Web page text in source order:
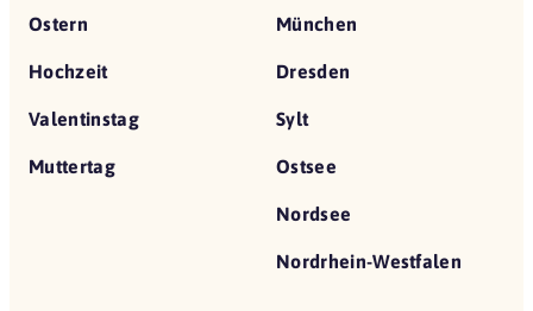
Ostern
Hochzeit
Valentinstag
Muttertag
München
Dresden
Sylt
Ostsee
Nordsee
Nordrhein-Westfalen